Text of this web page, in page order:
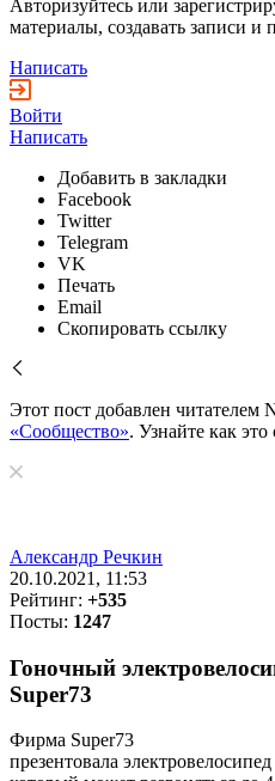
Авторизуйтесь или
материалы, создавать записи и
Написать
Войти
Написать
Добавить в закладки
Facebook
Twitter
Telegram
VK
Печать
Email
Скопировать ссылку
Этот пост добавлен читателем
«Сообщество». Узнайте как это
Александр Речкин
20.10.2021, 11:53
Рейтинг: +535
Посты: 1247
Гоночный
Super73
Фирма Super73
презентовала